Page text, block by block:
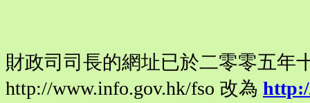
財政司司長的網址已於二零零五年
http://www.info.gov.hk/fso 改為